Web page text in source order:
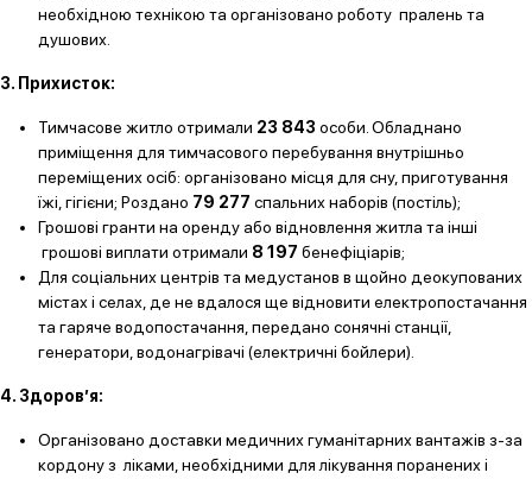
необхідною технікою та організовано роботу пралень та
душових.
3. Прихисток:
Тимчасове житло отримали 23 843 особи. Обладнано
приміщення для тимчасового перебування внутрішньо
переміщених осіб: організовано місця для сну, приготування
їжі, гігієни; Роздано 79 277 спальних наборів (постіль);
Грошові гранти на оренду або відновлення житла та інші
грошові виплати отримали 8 197 бенефіціарів;
Для соціальних центрів та медустанов в щойно деокупованих
містах і селах, де не вдалося ще відновити електропостачання
та гаряче водопостачання, передано сонячні станції,
генератори, водонагрівачі (електричні бойлери).
4. Здоров’я:
Організовано доставки медичних гуманітарних вантажів з-за
кордону з ліками, необхідними для лікування поранених і